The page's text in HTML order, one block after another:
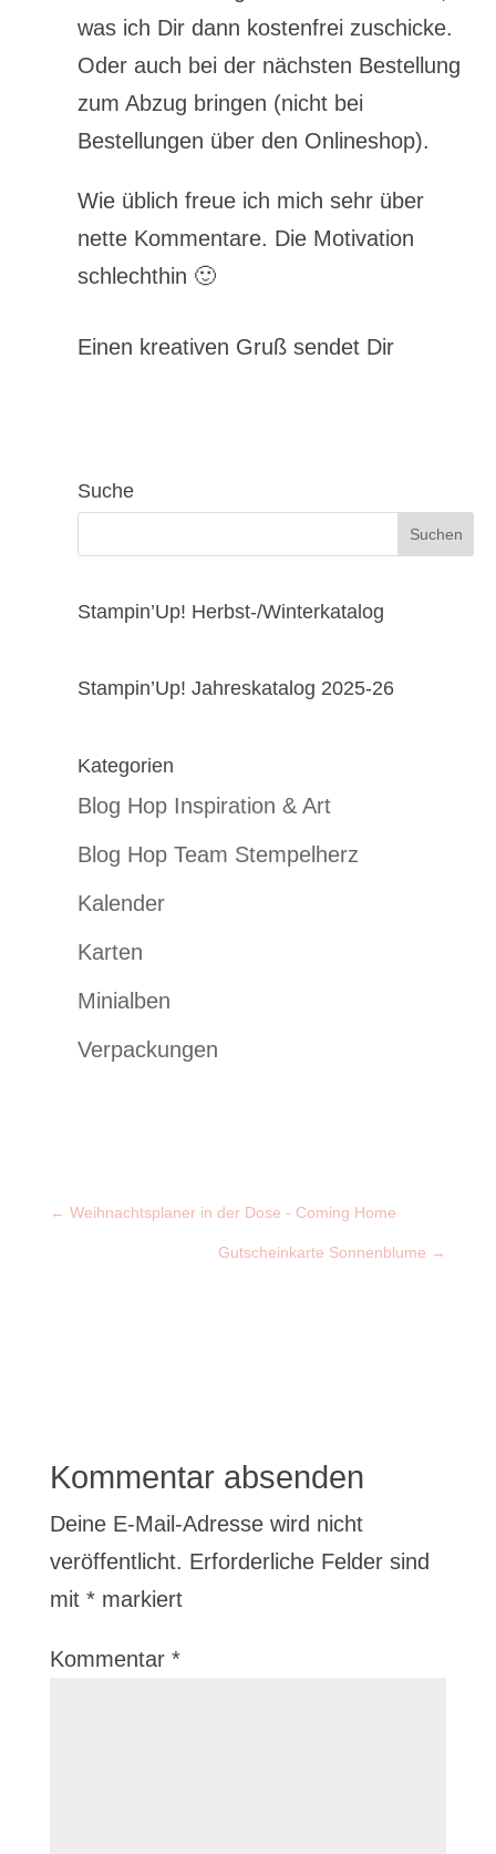
was ich Dir dann kostenfrei zuschicke.
Oder auch bei der nächsten Bestellung
zum Abzug bringen (nicht bei
Bestellungen über den Onlineshop).
Wie üblich freue ich mich sehr über
nette Kommentare. Die Motivation
schlechthin 🙂
Einen kreativen Gruß sendet Dir
Suche
Stampin’Up! Herbst-/Winterkatalog
Stampin’Up! Jahreskatalog 2025-26
Kategorien
Blog Hop Inspiration & Art
Blog Hop Team Stempelherz
Kalender
Karten
Minialben
Verpackungen
← Weihnachtsplaner in der Dose - Coming Home
Gutscheinkarte Sonnenblume →
Kommentar absenden
Deine E-Mail-Adresse wird nicht
veröffentlicht. Erforderliche Felder sind
mit *markiert
Kommentar *